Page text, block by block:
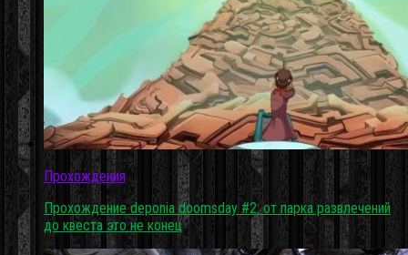
Прохождения
Прохождение deponia doomsday #2: от парка развлечений
до квеста это не конец